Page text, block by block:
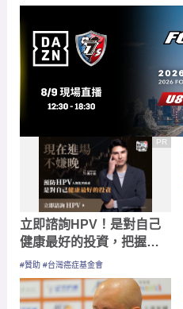
PR
立即諮詢HPV！是對自己
健康最好的投資，把握現
在不嫌晚！
#贊助 #台灣癌症基金會